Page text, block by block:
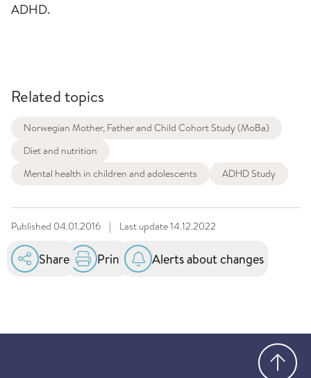
ADHD.
Related topics
Norwegian Mother, Father and Child Cohort Study (MoBa)
Diet and nutrition
Mental health in children and adolescents
ADHD Study
Published 04.01.2016 | Last update14.12.2022
Share Print Alerts about changes